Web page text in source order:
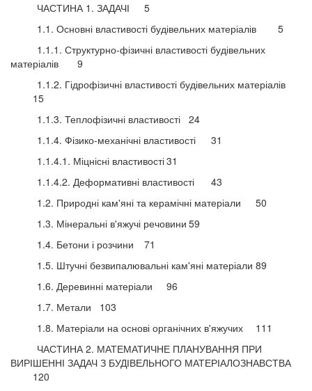
ЧАСТИНА 1. ЗАДАЧІ
5
1.1. Основні властивості будівельних матеріалів
5
1.1.1. Структурно-фізичні властивості будівельних
матеріалів
9
1.1.2. Гідрофізичні властивості будівельних матеріалів
15
1.1.3. Теплофізичні властивості
24
1.1.4. Фізико-механічні властивості
31
1.1.4.1. Міцнісні властивості31
1.1.4.2. Деформативні властивості
43
1.2. Природні кам'яні та керамічні матеріали
50
1.3. Мінеральні в'яжучі речовини 59
1.4. Бетони і розчини
71
1.5. Штучні безвипалювальні кам'яні матеріали 89
1.6. Деревинні матеріали
96
1.7. Метали
103
1.8. Матеріали на основі органічних в'яжучих
111
ЧАСТИНА 2. МАТЕМАТИЧНЕ ПЛАНУВАННЯ ПРИ
ВИРІШЕННІ ЗАДАЧ З БУДІВЕЛЬНОГО МАТЕРІАЛОЗНАВСТВА
120